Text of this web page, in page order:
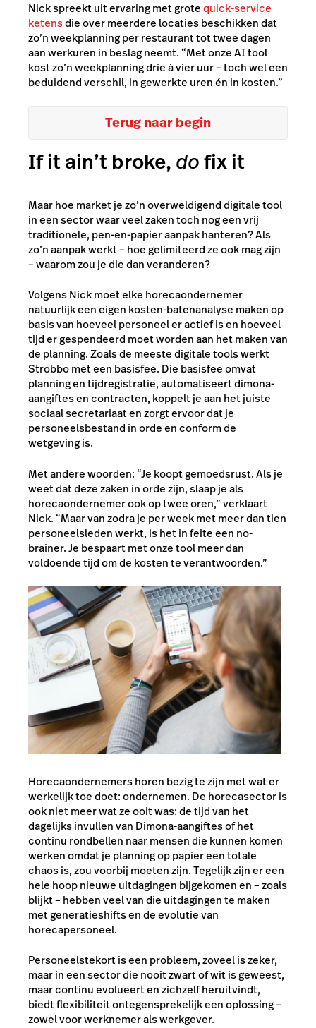
Nick spreekt uit ervaring met grotequick-service
ketensdie over meerdere locaties beschikken dat
zo’n weekplanning per restaurant tot twee dagen
aan werkuren in beslag neemt. “Met onze AI tool
kost zo’n weekplanning drie à vier uur – toch wel een
beduidend verschil, in gewerkte uren én in kosten.”
Terug naar begin
If it ain’t broke, dofix it
Maar hoe market je zo’n overweldigend digitale tool
in een sector waar veel zaken toch nog een vrij
traditionele, pen-en-papier aanpak hanteren? Als
zo’n aanpak werkt – hoe gelimiteerd ze ook mag zijn
– waarom zou je die dan veranderen?
Volgens Nick moet elke horecaondernemer
natuurlijk een eigen kosten-batenanalyse maken op
basis van hoeveel personeel er actief is en hoeveel
tijd er gespendeerd moet worden aan het maken van
de planning. Zoals de meeste digitale tools werkt
Strobbo met een basisfee. Die basisfee omvat
planning en tijdregistratie, automatiseert dimona-
aangiftes en contracten, koppelt je aan het juiste
sociaal secretariaat en zorgt ervoor dat je
personeelsbestand in orde en conform de
wetgeving is.
Met andere woorden: “Je koopt gemoedsrust. Als je
weet dat deze zaken in orde zijn, slaap je als
horecaondernemer ook op twee oren,” verklaart
Nick. “Maar van zodra je per week met meer dan tien
personeelsleden werkt, is het in feite een no-
brainer. Je bespaart met onze tool meer dan
voldoende tijd om de kosten te verantwoorden.”
Horecaondernemers horen bezig te zijn met wat er
werkelijk toe doet: ondernemen. De horecasector is
ook niet meer wat ze ooit was: de tijd van het
dagelijks invullen van Dimona-aangiftes of het
continu rondbellen naar mensen die kunnen komen
werken omdat je planning op papier een totale
chaos is, zou voorbij moeten zijn. Tegelijk zijn er een
hele hoop nieuwe uitdagingen bijgekomen en – zoals
blijkt – hebben veel van die uitdagingen te maken
met generatieshifts en de evolutie van
horecapersoneel.
Personeelstekort is een probleem, zoveel is zeker,
maar in een sector die nooit zwart of wit is geweest,
maar continu evolueert en zichzelf heruitvindt,
biedt flexibiliteit ontegensprekelijk een oplossing –
zowel voor werknemer als werkgever.